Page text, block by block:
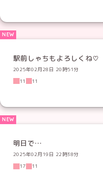
駅前しゃちもよろしくね♡
2025年02月28日 20時51分
11
11
明日で…
2025年02月19日 22時38分
17
11